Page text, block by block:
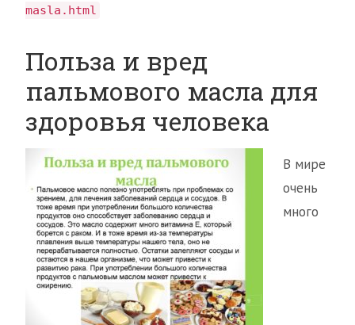
masla.html
Польза и вред
пальмового масла для
здоровья человека
В мире
очень
много